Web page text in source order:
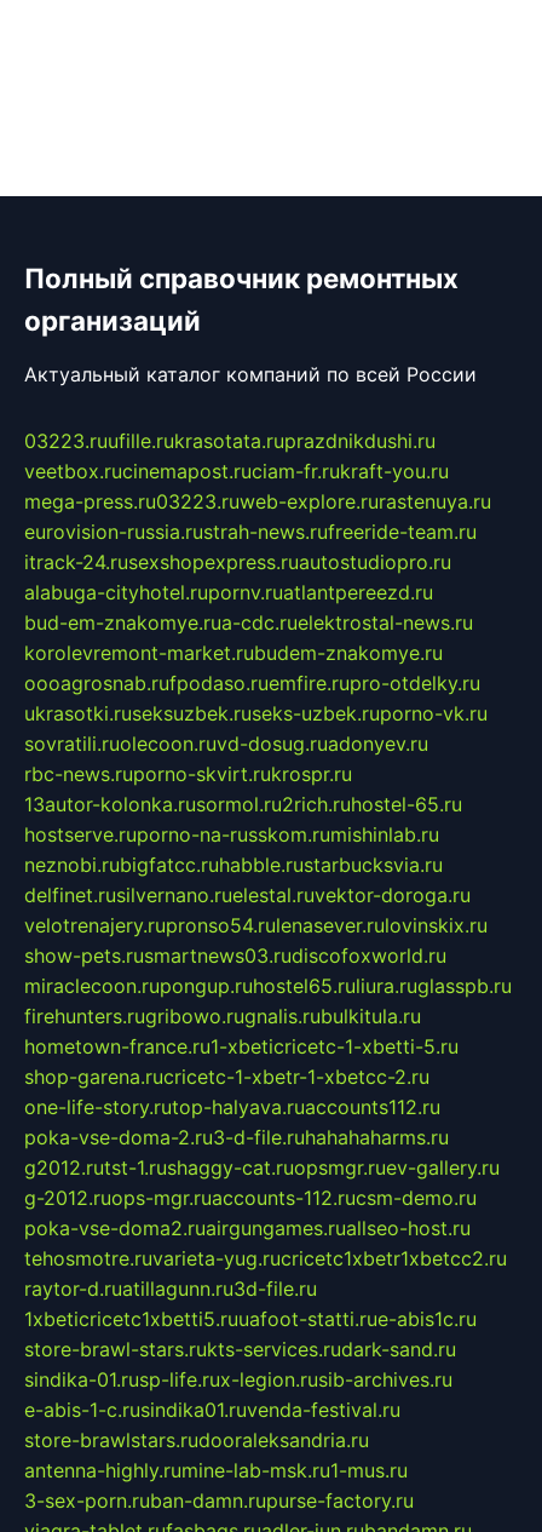
Полный справочник ремонтных
организаций
Актуальный каталог компаний по всей России
03223.ruufille.rukrasotata.ruprazdnikdushi.ru
veetbox.rucinemapost.ruciam-fr.rukraft-you.ru
mega-press.ru03223.ruweb-explore.rurastenuya.ru
eurovision-russia.rustrah-news.rufreeride-team.ru
itrack-24.rusexshopexpress.ruautostudiopro.ru
alabuga-cityhotel.rupornv.ruatlantpereezd.ru
bud-em-znakomye.rua-cdc.ruelektrostal-news.ru
korolevremont-market.rubudem-znakomye.ru
oooagrosnab.rufpodaso.ruemfire.rupro-otdelky.ru
ukrasotki.ruseksuzbek.ruseks-uzbek.ruporno-vk.ru
sovratili.ruolecoon.ruvd-dosug.ruadonyev.ru
rbc-news.ruporno-skvirt.rukrospr.ru
13autor-kolonka.rusormol.ru2rich.ruhostel-65.ru
hostserve.ruporno-na-russkom.rumishinlab.ru
neznobi.rubigfatcc.ruhabble.rustarbucksvia.ru
delfinet.rusilvernano.ruelestal.ruvektor-doroga.ru
velotrenajery.rupronso54.rulenasever.rulovinskix.ru
show-pets.rusmartnews03.rudiscofoxworld.ru
miraclecoon.rupongup.ruhostel65.ruliura.ruglasspb.ru
firehunters.rugribowo.rugnalis.rubulkitula.ru
hometown-france.ru1-xbeticricetc-1-xbetti-5.ru
shop-garena.rucricetc-1-xbetr-1-xbetcc-2.ru
one-life-story.rutop-halyava.ruaccounts112.ru
poka-vse-doma-2.ru3-d-file.ruhahahaharms.ru
g2012.rutst-1.rushaggy-cat.ruopsmgr.ruev-gallery.ru
g-2012.ruops-mgr.ruaccounts-112.rucsm-demo.ru
poka-vse-doma2.ruairgungames.ruallseo-host.ru
tehosmotre.ruvarieta-yug.rucricetc1xbetr1xbetcc2.ru
raytor-d.ruatillagunn.ru3d-file.ru
1xbeticricetc1xbetti5.ruuafoot-statti.rue-abis1c.ru
store-brawl-stars.rukts-services.rudark-sand.ru
sindika-01.rusp-life.rux-legion.rusib-archives.ru
e-abis-1-c.rusindika01.ruvenda-festival.ru
store-brawlstars.rudooraleksandria.ru
antenna-highly.rumine-lab-msk.ru1-mus.ru
3-sex-porn.ruban-damn.rupurse-factory.ru